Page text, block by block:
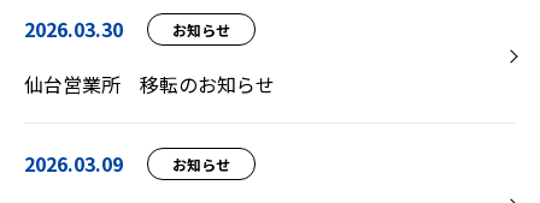
2026.03.30 お知らせ
仙台営業所 移転のお知らせ
2026.03.09 お知らせ